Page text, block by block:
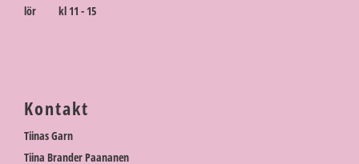
lör kl 11 - 15
Kontakt
Tiinas Garn
Tiina Brander Paananen